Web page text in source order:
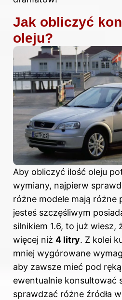
Jak obliczyć
oleju?
Aby obliczyć ilość oleju
wymiany, najpierw
różne modele mają różne
jesteś szczęśliwym
silnikiem 1.6, to już wiesz,
więcej niż 4 litry. Z kolei
mniej wygórowane
aby zawsze mieć pod
ewentualnie konsultować
sprawdzać różne źródła